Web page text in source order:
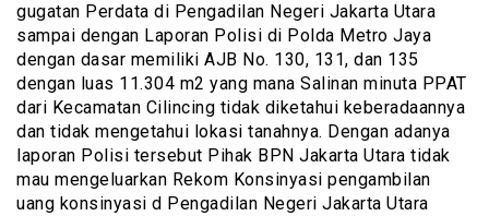
gugatan Perdata di Pengadilan Negeri Jakarta Utara
sampai dengan Laporan Polisi di Polda Metro Jaya
dengan dasar memiliki AJB No. 130, 131, dan 135
dengan luas 11.304 m2 yang mana Salinan minuta PPAT
dari Kecamatan Cilincing tidak diketahui keberadaannya
dan tidak mengetahui lokasi tanahnya. Dengan adanya
laporan Polisi tersebut Pihak BPN Jakarta Utara tidak
mau mengeluarkan Rekom Konsinyasi pengambilan
uang konsinyasi d Pengadilan Negeri Jakarta Utara